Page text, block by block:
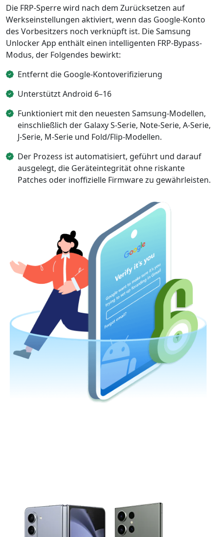
Die FRP-Sperre wird nach dem Zurücksetzen auf
Werkseinstellungen aktiviert, wenn das Google-Konto
des Vorbesitzers noch verknüpft ist. Die Samsung
Unlocker App enthält einen intelligenten FRP-Bypass-
Modus, der Folgendes bewirkt:
Entfernt die Google-Kontoverifizierung
Unterstützt Android 6–16
Funktioniert mit den neuesten Samsung-Modellen,
einschließlich der Galaxy S-Serie, Note-Serie, A-Serie,
J-Serie, M-Serie und Fold/Flip-Modellen.
Der Prozess ist automatisiert, geführt und darauf
ausgelegt, die Geräteintegrität ohne riskante
Patches oder inoffizielle Firmware zu gewährleisten.